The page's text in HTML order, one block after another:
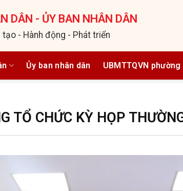
DÂN - ỦY BAN NHÂN DÂN
- Hành động - Phát triển
Ủy ban nhân dân UBMTTQVN phường
TỔ CHỨC KỲ HỌP